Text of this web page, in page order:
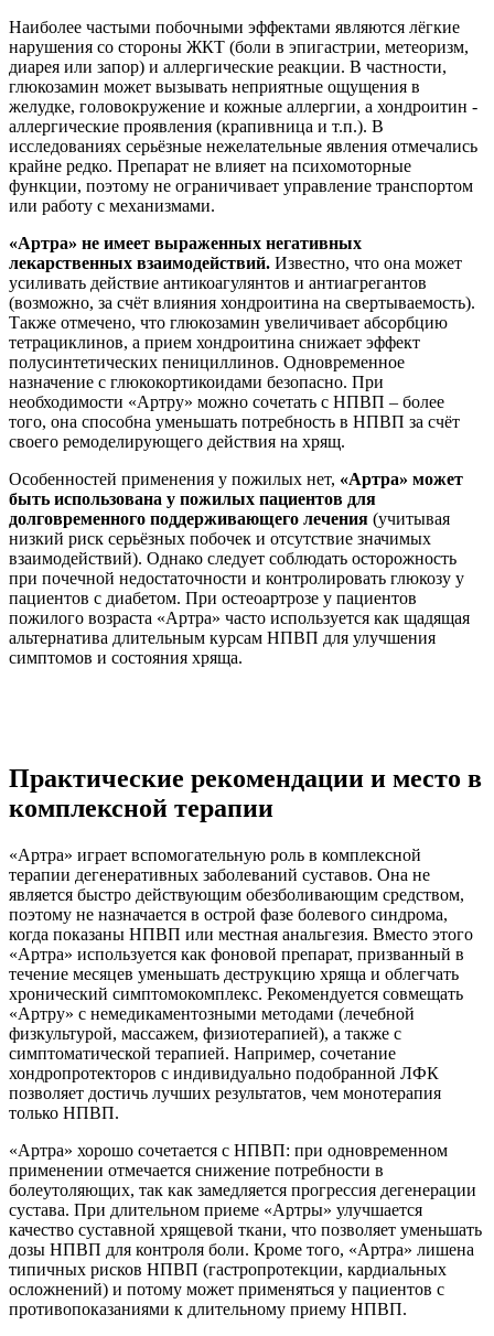
Наиболее частыми побочными эффектами являются лёгкие
нарушения со стороны ЖКТ (боли в эпигастрии, метеоризм,
диарея или запор) и аллергические реакции. В частности,
глюкозамин может вызывать неприятные ощущения в
желудке, головокружение и кожные аллергии, а хондроитин -
аллергические проявления (крапивница и т.п.). В
исследованиях серьёзные нежелательные явления отмечались
крайне редко. Препарат не влияет на психомоторные
функции, поэтому не ограничивает управление транспортом
или работу с механизмами.
«Артра» не имеет выраженных негативных
лекарственных взаимодействий. Известно, что она может
усиливать действие антикоагулянтов и антиагрегантов
(возможно, за счёт влияния хондроитина на свертываемость).
Также отмечено, что глюкозамин увеличивает абсорбцию
тетрациклинов, а прием хондроитина снижает эффект
полусинтетических пенициллинов. Одновременное
назначение с глюкокортикоидами безопасно. При
необходимости «Артру» можно сочетать с НПВП – более
того, она способна уменьшать потребность в НПВП за счёт
своего ремоделирующего действия на хрящ.
Особенностей применения у пожилых нет, «Артра» может
быть использована у пожилых пациентов для
долговременного поддерживающего лечения (учитывая
низкий риск серьёзных побочек и отсутствие значимых
взаимодействий). Однако следует соблюдать осторожность
при почечной недостаточности и контролировать глюкозу у
пациентов с диабетом. При остеоартрозе у пациентов
пожилого возраста «Артра» часто используется как щадящая
альтернатива длительным курсам НПВП для улучшения
симптомов и состояния хряща.
Практические рекомендации и место в
комплексной терапии
«Артра» играет вспомогательную роль в комплексной
терапии дегенеративных заболеваний суставов. Она не
является быстро действующим обезболивающим средством,
поэтому не назначается в острой фазе болевого синдрома,
когда показаны НПВП или местная анальгезия. Вместо этого
«Артра» используется как фоновой препарат, призванный в
течение месяцев уменьшать деструкцию хряща и облегчать
хронический симптомокомплекс. Рекомендуется совмещать
«Артру» с немедикаментозными методами (лечебной
физкультурой, массажем, физиотерапией), а также с
симптоматической терапией. Например, сочетание
хондропротекторов с индивидуально подобранной ЛФК
позволяет достичь лучших результатов, чем монотерапия
только НПВП.
«Артра» хорошо сочетается с НПВП: при одновременном
применении отмечается снижение потребности в
болеутоляющих, так как замедляется прогрессия дегенерации
сустава. При длительном приеме «Артры» улучшается
качество суставной хрящевой ткани, что позволяет уменьшать
дозы НПВП для контроля боли. Кроме того, «Артра» лишена
типичных рисков НПВП (гастропротекции, кардиальных
осложнений) и потому может применяться у пациентов с
противопоказаниями к длительному приему НПВП.